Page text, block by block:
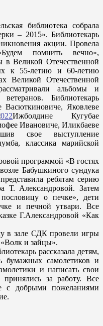
библиотека собрала
– 2015». Библиотекарь
акции. Провела
помнить вечно»,
Великой Отечественной
к 55-летию и 60-летию
Великой Отечественной
альбомы и
Библиотекарь
Васюткиновиче, Яковлеве
Ижболдине Кугубае
Ивановиче, Иликбаеве
свое выступление
классика марийской
программой «В гостях
Бабушкиного сундука
ребятам серию
Т. Александровой. Затем
о печке», дети
и печной утвари. Все
Г.Александровой «Как
в зале СДК провели игры
и зайцы».
рассказала детям,
бумажных самолетиков и
и написать свои
за работу. Все
с добрыми пожеланиями